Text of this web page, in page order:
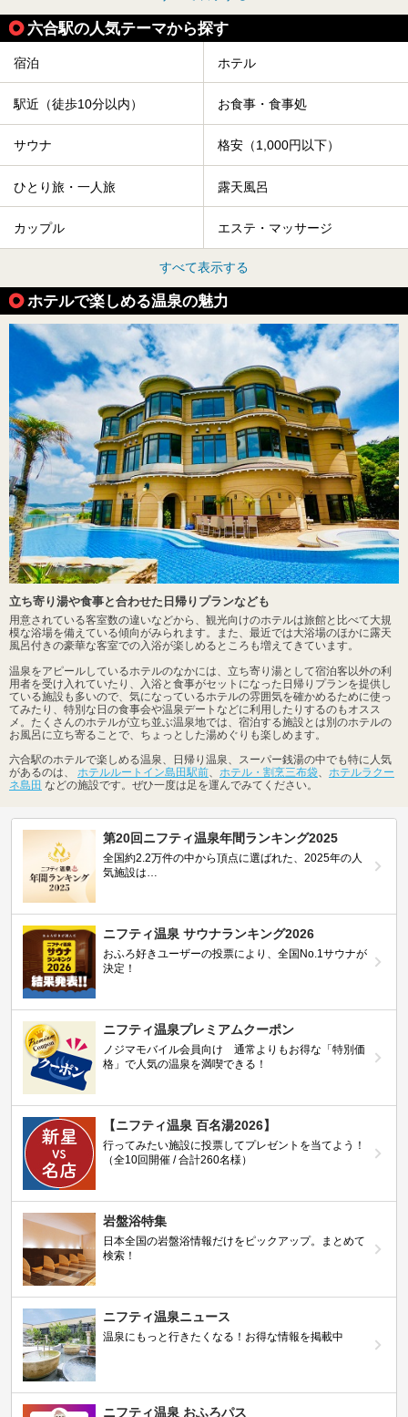
六合駅の人気テーマから探す
宿泊 ホテル
駅近（徒歩10分以内） お食事・食事処
サウナ 格安（1,000円以下）
ひとり旅・一人旅 露天風呂
カップル エステ・マッサージ
すべて表示する
ホテルで楽しめる温泉の魅力
立ち寄り湯や食事と合わせた日帰りプランなども
用意されている客室数の違いなどから、観光向けのホテルは旅館と比べて大規
模な浴場を備えている傾向がみられます。また、最近では大浴場のほかに露天
風呂付きの豪華な客室での入浴が楽しめるところも増えてきています。
温泉をアピールしているホテルのなかには、立ち寄り湯として宿泊客以外の利
用者を受け入れていたり、入浴と食事がセットになった日帰りプランを提供し
ている施設も多いので、気になっているホテルの雰囲気を確かめるために使っ
てみたり、特別な日の食事会や温泉デートなどに利用したりするのもオスス
メ。たくさんのホテルが立ち並ぶ温泉地では、宿泊する施設とは別のホテルの
お風呂に立ち寄ることで、ちょっとした湯めぐりも楽しめます。
六合駅のホテルで楽しめる温泉、日帰り温泉、スーパー銭湯の中でも特に人気
があるのは、 ホテルルートイン島田駅前 ホテル・割烹三布袋
ホテルラクー
ネ島田 などの施設です。ぜひ一度は足を運んでみてください。
第20回ニフティ温泉年間ランキング2025
全国約2.2万件の中から頂点に選ばれた、2025年の人
気施設は…
ニフティ温泉 サウナランキング2026
おふろ好きユーザーの投票により、全国No.1サウナが
決定！
ニフティ温泉プレミアムクーポン
ノジマモバイル会員向け 通常よりもお得な「特別価
格」で人気の温泉を満喫できる！
【ニフティ温泉 百名湯2026】
行ってみたい施設に投票してプレゼントを当てよう！
（全10回開催 / 合計260名様）
岩盤浴特集
日本全国の岩盤浴情報だけをピックアップ。まとめて
検索！
ニフティ温泉ニュース
温泉にもっと行きたくなる！お得な情報を掲載中
ニフティ温泉 おふろパス